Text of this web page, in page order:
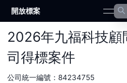
開放標案 open
2026年九福科技顧
司得標案件
公司統一編號： 84234755